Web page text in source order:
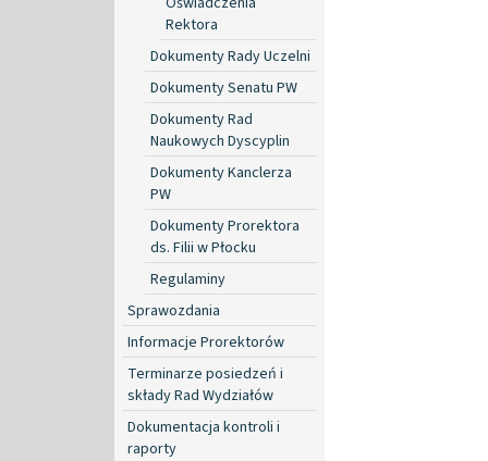
Rektora
Dokumenty Rady Uczelni
Dokumenty Senatu PW
Dokumenty Rad
Naukowych Dyscyplin
Dokumenty Kanclerza
PW
Dokumenty Prorektora
ds. Filii w Płocku
Regulaminy
Sprawozdania
Informacje Prorektorów
Terminarze posiedzeń i
składy Rad Wydziałów
Dokumentacja kontroli i
raporty